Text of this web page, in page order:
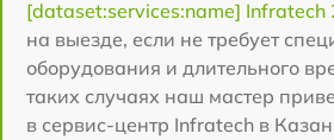
[dataset:services:name] Infratech
на выезде, если не требует
оборудования и длительного
таких случаях наш мастер
в сервис-центр Infratech в